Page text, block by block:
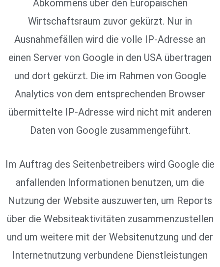
Abkommens über den Europäischen
Wirtschaftsraum zuvor gekürzt. Nur in
Ausnahmefällen wird die volle IP-Adresse an
einen Server von Google in den USA übertragen
und dort gekürzt. Die im Rahmen von Google
Analytics von dem entsprechenden Browser
übermittelte IP-Adresse wird nicht mit anderen
Daten von Google zusammengeführt.
Im Auftrag des Seitenbetreibers wird Google die
anfallenden Informationen benutzen, um die
Nutzung der Website auszuwerten, um Reports
über die Websiteaktivitäten zusammenzustellen
und um weitere mit der Websitenutzung und der
Internetnutzung verbundene Dienstleistungen